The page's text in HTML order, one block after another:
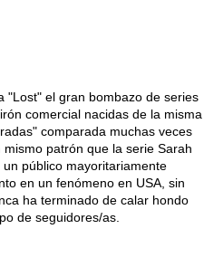
"Lost" el gran bombazo de series
comercial nacidas de la misma
comparada muchas veces
patrón que la serie Sarah
público mayoritariamente
en un fenómeno en USA, sin
ha terminado de calar hondo
de seguidores/as.